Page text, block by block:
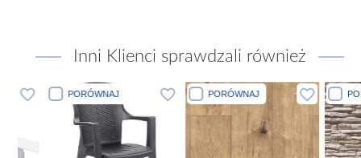
Inni Klienci sprawdzali również
PORÓWNAJ PORÓWNAJ